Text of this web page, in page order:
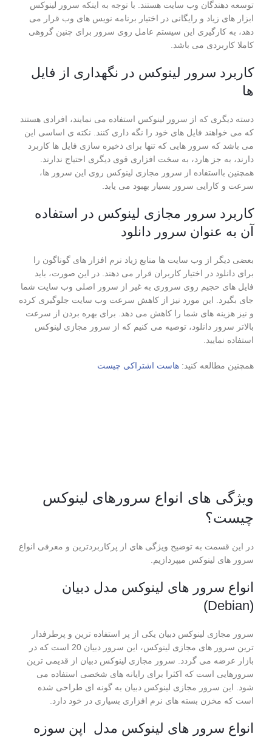
توسعه ‌دهندگان وب سایت هستند. با‌ توجه ‌به اینکه سرور لینوکس
ابزار های زیاد و رایگانی در اختیار برنامه ‌نویس های وب قرار می‌
دهد، به کارگیری این سیستم ‌عامل روی سرور برای چنین گروهی
کاملا کاربردی می باشد.
کاربرد سرور لینوکس در نگهداری از فایل
‌ها
دسته دیگری که از سرور لینوکس استفاده می‌ نمایند، افرادی هستند
که می خواهند فایل های خود را نگه داری کنند. نکته ی اساسی این‌
می باشد که سرور هایی که تنها برای ذخیره ‌سازی فایل ها کاربرد
دارند، به‌ جز هارد، به سخت‌ افزاری قوی دیگری احتیاج ندارند.
همچنین بااستفاده از سرور مجازی لینوکس روی این سرور ها،
سرعت و کارایی سرور بسیار بهبود می یابد.
کاربرد سرور مجازی لینوکس در استفاده
آن به عنوان سرور دانلود
بعضی دیگر از وب ‌سایت ‌ها منابع زیاد نرم‌ افزار های گوناگون را
برای دانلود در اختیار کاربران قرار می دهند. در این صورت، باید
فایل ‌های حجیم روی سروری به ‌غیر از سرور اصلی وب ‌سایت شما
جای بگیرد. این مورد نیز از کاهش سرعت وب‌ سایت جلوگیری کرده
و نیز هزینه ‌های شما را کاهش می ‌دهد. برای بهره‌ بردن از سرعت
بالاتر سرور دانلود، توصیه می کنیم که از سرور مجازی لینوکس
استفاده نمایید.
همچنین مطالعه کنید: هاست اشتراکی چیست
ویژگی های انواع سرورهای لینوکس
چیست؟
در این قسمت به توضیح ویژگی هاي از پرکاربردترین و معرفی انواع
سرور های لینوکس میپردازیم.
انواع سرور های لینوکس مدل دبیان
(Debian)
سرور مجازی لینوکس دبیان یکی از پر استفاده ترین و پرطرفدار
ترین سرور های مجازی لینوکس، این سرور دبیان 20 است که در
بازار عرضه می گردد. سرور مجازی لینوکس دبیان از قدیمی ترین
سرورهایی است که اکثرا برای رایانه های شخصی استفاده می
شود. این سرور مجازی لینوکس دبیان به گونه ای طراحی شده
است که مخزن بسته های نرم افزاری بسیاری در خود دارد.
انواع سرور های لینوکس مدل اپن سوزه